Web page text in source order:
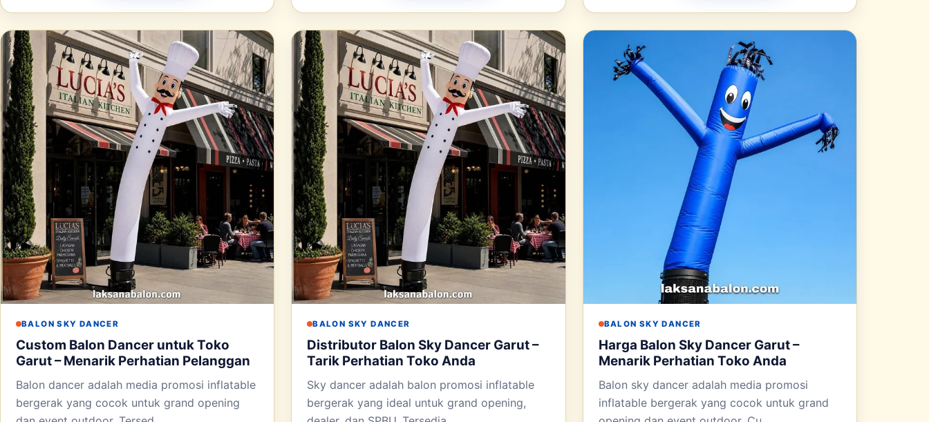
BALON SKY DANCER
Custom Balon Dancer untuk Toko
Garut – Menarik Perhatian Pelanggan
Balon dancer adalah media promosi inflatable
bergerak yang cocok untuk grand opening
BALON SKY DANCER
Distributor Balon Sky Dancer Garut –
Tarik Perhatian Toko Anda
Sky dancer adalah balon promosi inflatable
bergerak yang ideal untuk grand opening,
BALON SKY DANCER
Harga Balon Sky Dancer Garut –
Menarik Perhatian Toko Anda
Balon sky dancer adalah media promosi
inflatable bergerak yang cocok untuk grand